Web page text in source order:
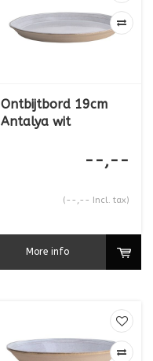
Ontbijtbord 19cm
Antalya wit
--,--
(--,-- Incl. tax)
More info